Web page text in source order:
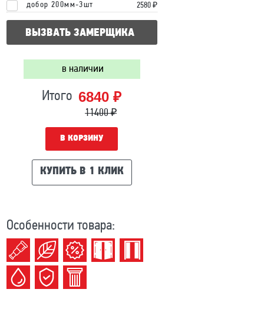
добор 200мм-3шт 2580 ₽
ВЫЗВАТЬ ЗАМЕРЩИКА
в наличии
Итого 6840 ₽
11400 ₽
В КОРЗИНУ
КУПИТЬ В 1 КЛИК
Особенности товара: